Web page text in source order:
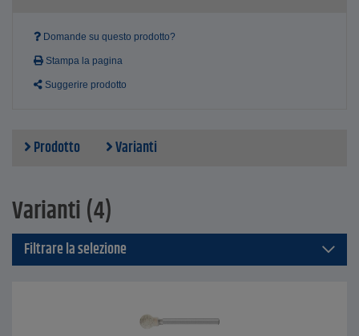
Domande su questo prodotto?
Stampa la pagina
Suggerire prodotto
Prodotto Varianti
Varianti (4)
Filtrare la selezione